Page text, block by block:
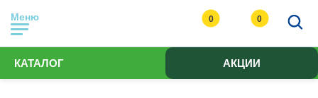
Меню 0 0
КАТАЛОГ АКЦИИ